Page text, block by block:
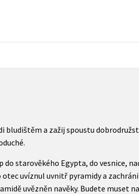
bludištěm a zažij spoustu
do starověkého Egypta, do vesnice,
otec uvíznul uvnitř pyramidy a
uvězněn navěky. Budete